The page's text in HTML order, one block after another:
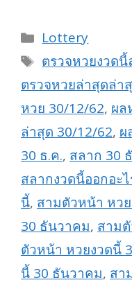
Categories
Lottery
Tags
ตรวจหวยงวด
ตรวจหวยล่าสุดล่า
หวย 30/12/62, ผล
ล่าสุด 30/12/62, ผ
30 ธ.ค., สลาก 30
สลากงวดนี้ออกอะ
นี้, สามตัวหน้า หว
30 ธันวาคม, สาม
ตัวหน้า หวยงวดนี้
นี้ 30 ธันวาคม, สา